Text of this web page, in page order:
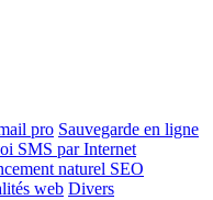
pro Sauvegarde en ligne
SMS par Internet
naturel SEO
web Divers